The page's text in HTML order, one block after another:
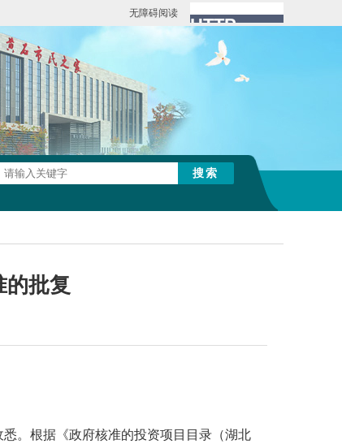
无障碍阅读
的批复
悉。 根据《政府核准的投资项目目录（湖北